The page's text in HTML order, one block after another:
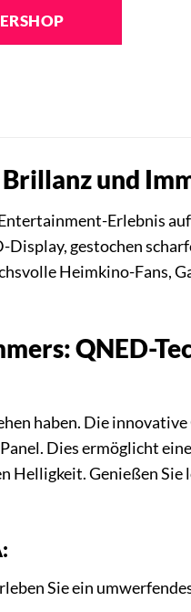
und
Erlebnis
gestochen
Heimkino-Fans,
QNED-
haben. Die
Dies ermöglicht
Genießen
Sie ein